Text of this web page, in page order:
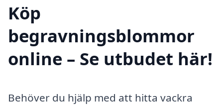
Köp
begravningsblommor
online – Se utbudet här!
Behöver du hjälp med att hitta vackra